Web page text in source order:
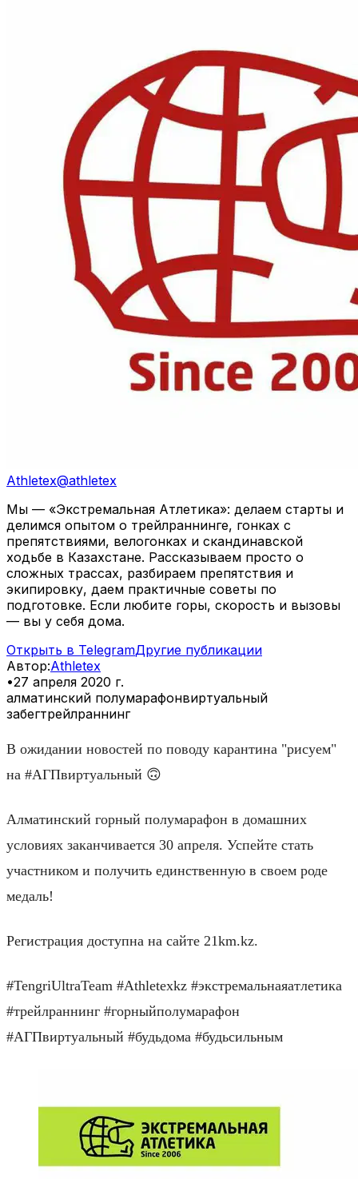
Athletex@athletex
Мы — «Экстремальная Атлетика»: делаем старты и
делимся опытом о трейлраннинге, гонках с
препятствиями, велогонках и скандинавской
ходьбе в Казахстане. Рассказываем просто о
сложных трассах, разбираем препятствия и
экипировку, даем практичные советы по
подготовке. Если любите горы, скорость и вызовы
— вы у себя дома.
Открыть в TelegramДругие публикации
Автор:Athletex
•27 апреля 2020 г.
алматинский полумарафонвиртуальный
забегтрейлраннинг
В ожидании новостей по поводу карантина "рисуем"
на #АГПвиртуальный 🙃
Алматинский горный полумарафон в домашних
условиях заканчивается 30 апреля. Успейте стать
участником и получить единственную в своем роде
медаль!
Регистрация доступна на сайте 21km.kz.
#TengriUltraTeam #Athletexkz #экстремальнаяатлетика
#трейлраннинг #горныйполумарафон
#АГПвиртуальный #будьдома #будьсильным